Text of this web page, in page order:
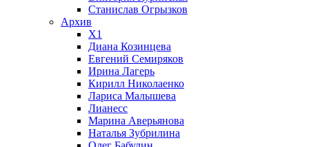
Станислав Огрызков
Архив
X1
Диана Козинцева
Евгений Семиряков
Ирина Лагерь
Кирилл Николаенко
Лариса Малышева
Лианесс
Марина Аверьянова
Наталья Зубрилина